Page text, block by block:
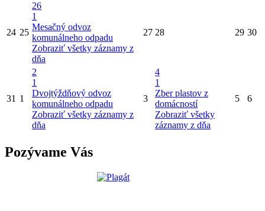
24 25
26
1
Mesačný odvoz
komunálneho odpadu
Zobraziť všetky záznamy z
dňa
27 28 29 30
31 1
2
1
Dvojtýždňový odvoz
komunálneho odpadu
Zobraziť všetky záznamy z
dňa
3
4
1
Zber plastov z
domácností
Zobraziť všetky
záznamy z dňa
5 6
Pozývame Vás